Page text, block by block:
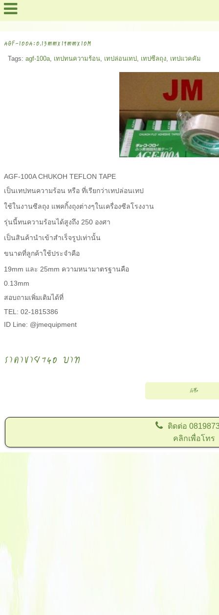
สารบัญเว็บไซต์ !
AGF-100A:0.13mmx19mmx10M
Tags: agf-100a, เทปทนความร้อน, เทปล่อนเทป, เทปซีลถุง, เทปแวคคัม
AGF-100A CHUKOH TEFLON TAPE
เป็นเทปทนความร้อน หรือ ที่เรียกว่าเทปล่อนเทป
ใช้ในงานซีลถุง แพคกิ้งถุงต่างๆในเครื่องซีลโรงงาน
รุ่นนี้ทนความร้อนได้สูงถึง 250 องศา
เป็นสินค้านำเข้าสำเร็จรูปเท่านั้น
ขนาดที่ลูกค้าใช้ประจำคือ
19mm และ 25mm ความหนามาตรฐานคือ
0.13mm
สอบถามเพิ่มเติมได้ที่
TEL: 02-1815386
ID Line: @jmequipment
ราคาขาย740 บาท
ติดต่อ
คลิกเพื่อโทร